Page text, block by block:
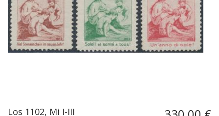
Los 1102, Mi I-III